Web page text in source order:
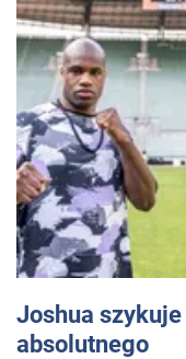
Joshua
absolutnego